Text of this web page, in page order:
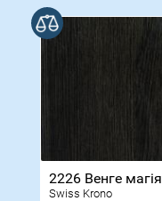
2226 Венге магія
Swiss Krono